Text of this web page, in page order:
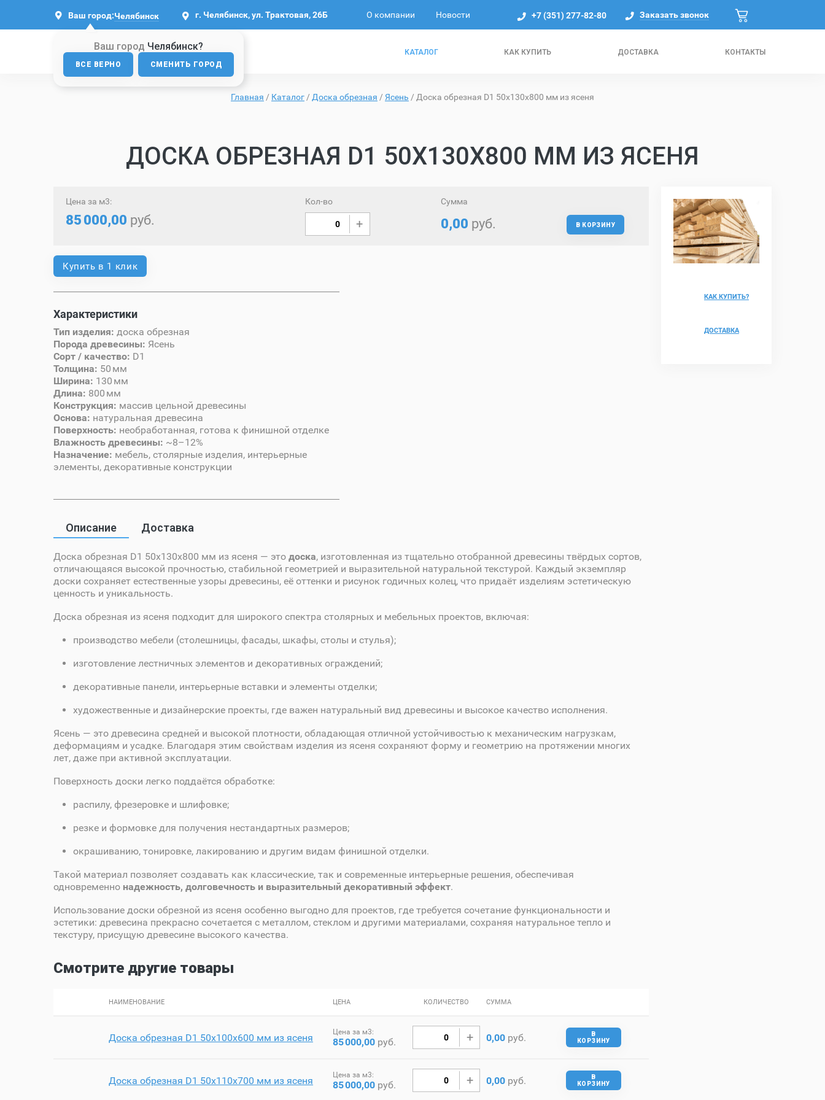
КАТАЛОГ КАК КУПИТЬ ДОСТАВКА КОНТАКТЫ
Ваш город:Челябинск
Ваш город Челябинск?
ВСЕ ВЕРНО СМЕНИТЬ ГОРОД
г. Челябинск, ул. Трактовая, 26Б О компании Новости +7 (351) 277-82-80 Заказать звонок
Главная / Каталог / Доска обрезная / Ясень / Доска обрезная D1 50х130х800 мм из ясеня
ДОСКА ОБРЕЗНАЯ D1 50Х130Х800 ММ ИЗ ЯСЕНЯ
Цена за м3:
85 000,00 руб.
Кол-во Сумма
0,00 руб. В КОРЗИНУ
Купить в 1 клик
Характеристики
Тип изделия: доска обрезная
Порода древесины: Ясень
Сорт / качество: D1
Толщина: 50 мм
Ширина: 130 мм
Длина: 800 мм
Конструкция: массив цельной древесины
Основа: натуральная древесина
Поверхность: необработанная, готова к финишной отделке
Влажность древесины: ~8–12%
Назначение: мебель, столярные изделия, интерьерные
элементы, декоративные конструкции
Описание Доставка
Доска обрезная D1 50х130х800 мм из ясеня — это доска, изготовленная из тщательно отобранной древесины твёрдых сортов,
отличающаяся высокой прочностью, стабильной геометрией и выразительной натуральной текстурой. Каждый экземпляр
доски сохраняет естественные узоры древесины, её оттенки и рисунок годичных колец, что придаёт изделиям эстетическую
ценность и уникальность.
Доска обрезная из ясеня подходит для широкого спектра столярных и мебельных проектов, включая:
производство мебели (столешницы, фасады, шкафы, столы и стулья);
изготовление лестничных элементов и декоративных ограждений;
декоративные панели, интерьерные вставки и элементы отделки;
художественные и дизайнерские проекты, где важен натуральный вид древесины и высокое качество исполнения.
Ясень — это древесина средней и высокой плотности, обладающая отличной устойчивостью к механическим нагрузкам,
деформациям и усадке. Благодаря этим свойствам изделия из ясеня сохраняют форму и геометрию на протяжении многих
лет, даже при активной эксплуатации.
Поверхность доски легко поддаётся обработке:
распилу, фрезеровке и шлифовке;
резке и формовке для получения нестандартных размеров;
окрашиванию, тонировке, лакированию и другим видам финишной отделки.
Такой материал позволяет создавать как классические, так и современные интерьерные решения, обеспечивая
одновременно надежность, долговечность и выразительный декоративный эффект.
Использование доски обрезной из ясеня особенно выгодно для проектов, где требуется сочетание функциональности и
эстетики: древесина прекрасно сочетается с металлом, стеклом и другими материалами, сохраняя натуральное тепло и
текстуру, присущую древесине высокого качества.
Смотрите другие товары
НАИМЕНОВАНИЕ ЦЕНА КОЛИЧЕСТВО СУММА
Доска обрезная D1 50х100х600 мм из ясеня Цена за м3:
85000,00 руб. 0,00 руб.
В
КОРЗИНУ
Доска обрезная D1 50х110х700 мм из ясеня Цена за м3:
85000,00 руб. 0,00 руб.
В
КОРЗИНУ
КАК КУПИТЬ?
ДОСТАВКА